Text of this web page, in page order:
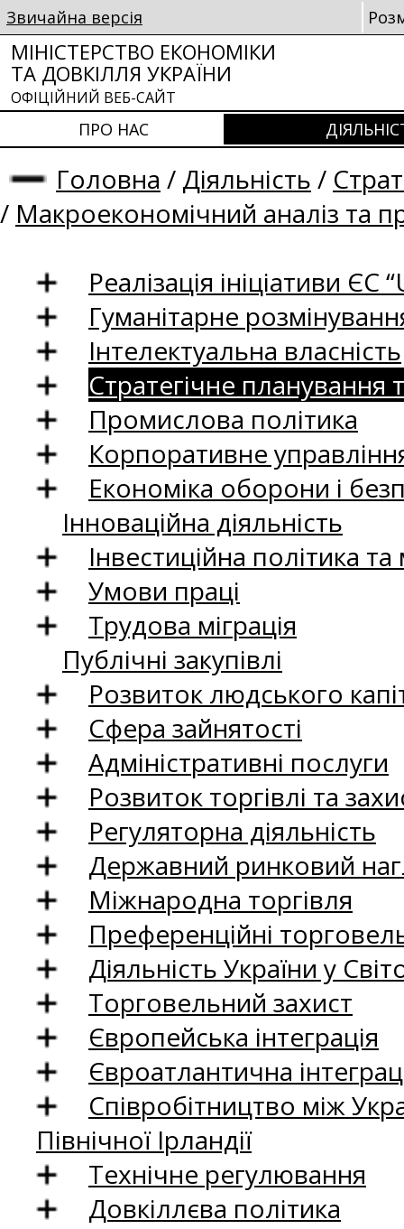
Звичайна версія
МІНІСТЕРСТВО ЕКОНОМІКИ
ТА ДОВКІЛЛЯ УКРАЇНИ
ОФІЦІЙНИЙ ВЕБ-САЙТ
ПРО НАС
Головна / Діяльність /
/ Макроекономічний аналіз та
Реалізація ініціативи ЄС
Гуманітарне
Інтелектуальна власність
Стратегічне
Промислова політика
Корпоративне
Економіка оборони і
Інноваційна діяльність
Інвестиційна політика
Умови праці
Трудова міграція
Публічні закупівлі
Розвиток людського
Сфера зайнятості
Адміністративні послуги
Розвиток торгівлі та
Регуляторна діяльність
Державний ринковий
Міжнародна торгівля
Преференційні
Діяльність України у
Торговельний захист
Європейська інтеграція
Євроатлантична
Співробітництво між
Північної Ірландії
Технічне регулювання
Довкіллєва політика